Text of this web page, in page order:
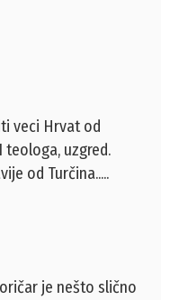
veci Hrvat od
uzgred.
od Turčina.....
je nešto slično